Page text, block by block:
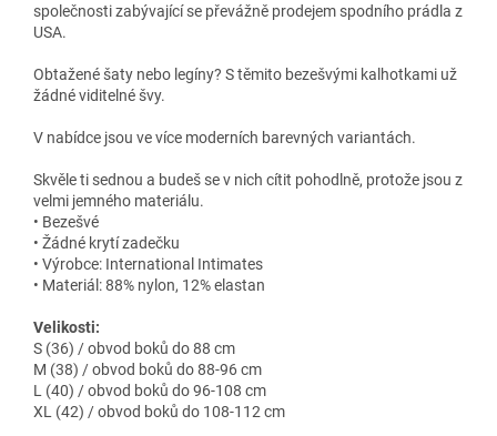
společnosti zabývající se převážně prodejem spodního prádla z
USA.
Obtažené šaty nebo legíny? S těmito bezešvými kalhotkami už
žádné viditelné švy.
V nabídce jsou ve více moderních barevných variantách.
Skvěle ti sednou a budeš se v nich cítit pohodlně, protože jsou z
velmi jemného materiálu.
• Bezešvé
• Žádné krytí zadečku
• Výrobce: International Intimates
• Materiál: 88% nylon, 12% elastan
Velikosti:
S (36) / obvod boků do 88 cm
M (38) / obvod boků do 88-96 cm
L (40) / obvod boků do 96-108 cm
XL (42) / obvod boků do 108-112 cm